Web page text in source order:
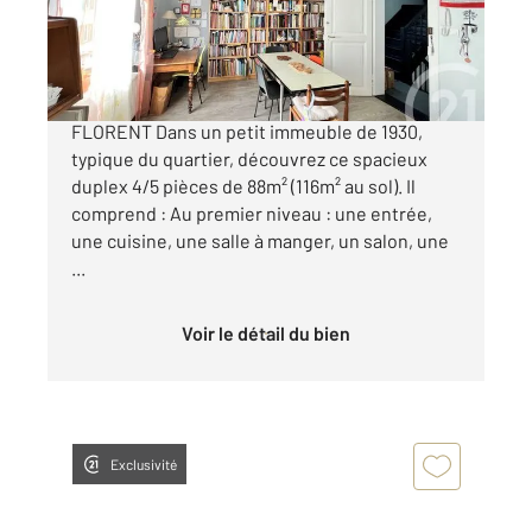
269 000 €
STRASBOURG - CRONENBOURG SAINT-
FLORENT Dans un petit immeuble de 1930,
typique du quartier, découvrez ce spacieux
duplex 4/5 pièces de 88m² (116m² au sol). Il
comprend : Au premier niveau : une entrée,
une cuisine, une salle à manger, un salon, une
...
Voir le détail du bien
Exclusivité